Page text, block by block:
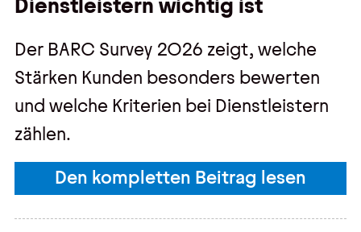
Dienstleistern wichtig ist
Der BARC Survey 2026 zeigt, welche
Stärken Kunden besonders bewerten
und welche Kriterien bei Dienstleistern
zählen.
Den kompletten Beitrag lesen